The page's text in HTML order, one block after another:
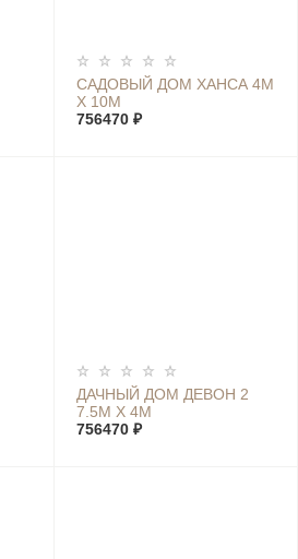
САДОВЫЙ ДОМ ХАНСА 4М
Х 10М
756470 ₽
ДАЧНЫЙ ДОМ ДЕВОН 2
7.5М Х 4М
756470 ₽